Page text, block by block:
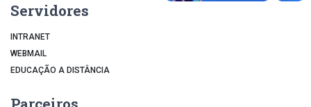
Servidores
INTRANET
WEBMAIL
EDUCAÇÃO A DISTÂNCIA